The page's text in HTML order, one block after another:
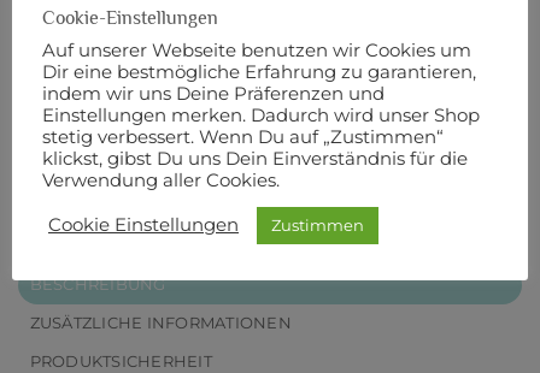
IN DEN WARENKORB
Artikelnummer:8020
BESCHREIBUNG
ZUSÄTZLICHE INFORMATIONEN
PRODUKTSICHERHEIT
Cookie-Einstellungen
Auf unserer Webseite benutzen wir Cookies um
Dir eine bestmögliche Erfahrung zu garantieren,
indem wir uns Deine Präferenzen und
Einstellungen merken. Dadurch wird unser Shop
stetig verbessert. Wenn Du auf „Zustimmen“
klickst, gibst Du uns Dein Einverständnis für die
Verwendung aller Cookies.
Cookie Einstellungen Zustimmen